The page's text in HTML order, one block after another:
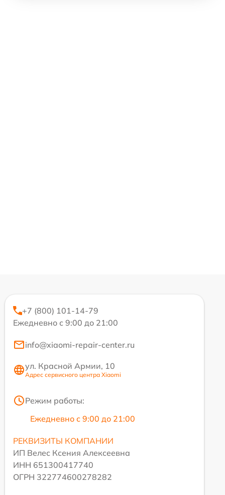
+7 (800) 101-14-79
Ежедневно с 9:00 до 21:00
info@xiaomi-repair-center.ru
ул. Красной Армии, 10
Адрес сервисного центра Xiaomi
Режим работы:
Ежедневно с 9:00 до 21:00
РЕКВИЗИТЫ КОМПАНИИ
ИП Велес Ксения Алексеевна
ИНН 651300417740
ОГРН 322774600278282